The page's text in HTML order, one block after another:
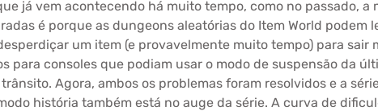
já vem acontecendo há muito tempo, como no passado,
é porque as dungeons aleatórias do Item World podem
um item (e provavelmente muito tempo) para sair
para consoles que podiam usar o modo de suspensão da
Agora, ambos os problemas foram resolvidos e a
história também está no auge da série. A curva de